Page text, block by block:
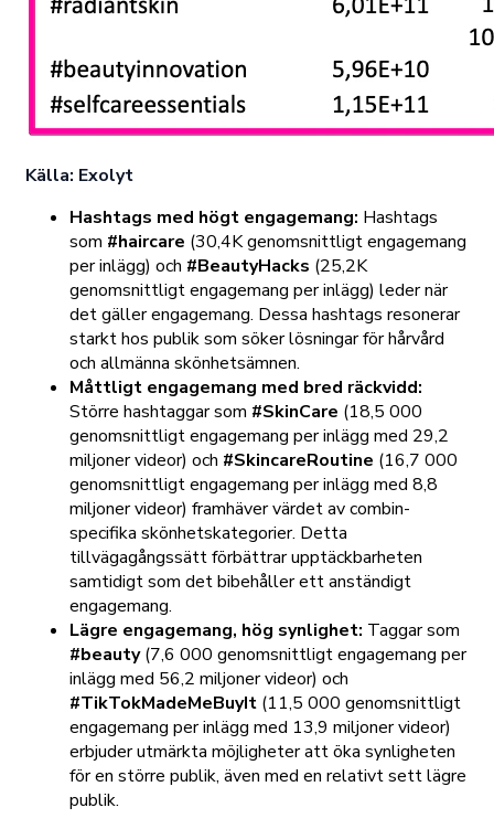
Källa: Exolyt
Hashtags med högt engagemang: Hashtags
som #haircare (30,4K genomsnittligt engagemang
per inlägg) och #BeautyHacks (25,2K
genomsnittligt engagemang per inlägg) leder när
det gäller engagemang. Dessa hashtags resonerar
starkt hos publik som söker lösningar för hårvård
och allmänna skönhetsämnen.
Måttligt engagemang med bred räckvidd:
Större hashtaggar som #SkinCare (18,5 000
genomsnittligt engagemang per inlägg med 29,2
miljoner videor) och #SkincareRoutine (16,7 000
genomsnittligt engagemang per inlägg med 8,8
miljoner videor) framhäver värdet av combin-
specifika skönhetskategorier. Detta
tillvägagångssätt förbättrar upptäckbarheten
samtidigt som det bibehåller ett anständigt
engagemang.
Lägre engagemang, hög synlighet: Taggar som
#beauty(7,6 000 genomsnittligt engagemang per
inlägg med 56,2 miljoner videor) och
#TikTokMadeMeBuyIt (11,5 000 genomsnittligt
engagemang per inlägg med 13,9 miljoner videor)
erbjuder utmärkta möjligheter att öka synligheten
för en större publik, även med en relativt sett lägre
publik.